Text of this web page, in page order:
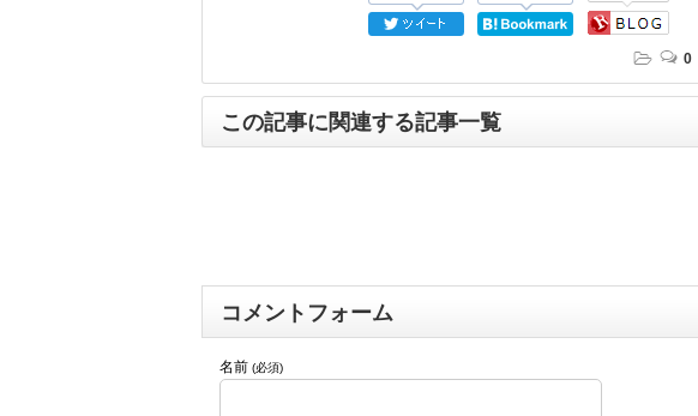
0
この記事に関連する記事一覧
コメントフォーム
名前 (必須)